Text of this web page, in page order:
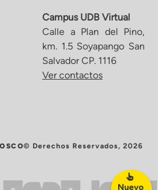
Nuevo
Campus UDB Virtual
Calle a Plan del Pino,
km. 1.5 Soyapango San
Salvador CP. 1116
Ver contactos
© Derechos Reservados, 2026